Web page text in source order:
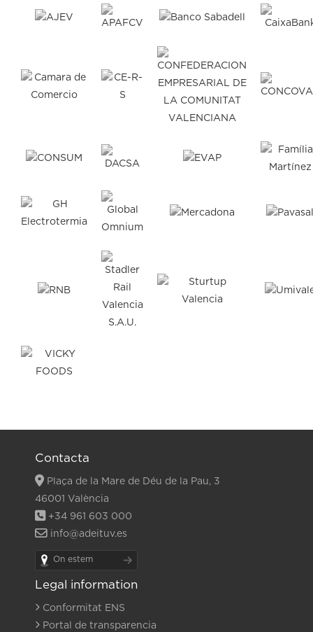
Contacta
Plaça de la Mare de Déu de la Pau, 3
46001 València
+34 961 603 000
info@adeituv.es
On estem
Legal information
Conformitat ENS
Portal de transparencia